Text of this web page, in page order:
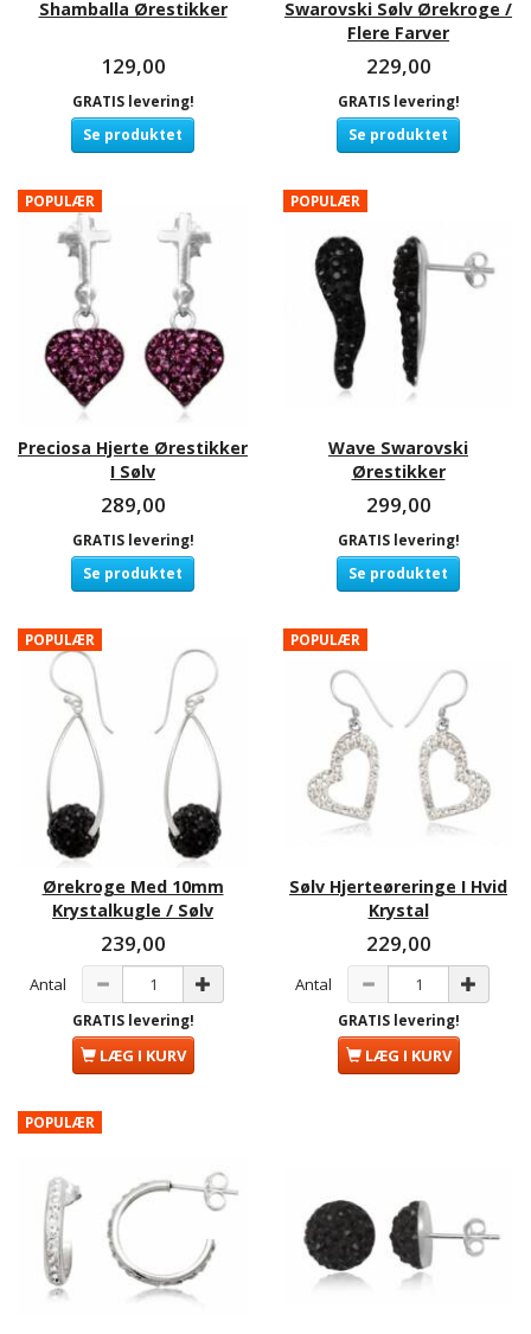
Shamballa Ørestikker
129,00
GRATIS levering!
Se produktet
Swarovski Sølv Ørekroge /
Flere Farver
229,00
GRATIS levering!
Se produktet
POPULÆR
Preciosa Hjerte Ørestikker
I Sølv
289,00
GRATIS levering!
Se produktet
POPULÆR
Wave Swarovski
Ørestikker
299,00
GRATIS levering!
Se produktet
POPULÆR
Ørekroge Med 10mm
Krystalkugle / Sølv
239,00
Antal
GRATIS levering!
LÆG I KURV
POPULÆR
Sølv Hjerteøreringe I Hvid
Krystal
229,00
Antal
GRATIS levering!
LÆG I KURV
POPULÆR